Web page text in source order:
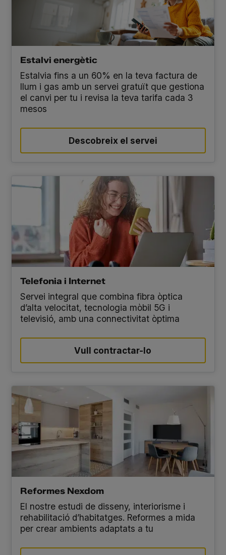
Estalvi energètic
Estalvia fins a un 60% en la teva factura de
llum i gas amb un servei gratuït que gestiona
el canvi per tu i revisa la teva tarifa cada 3
mesos
Descobreix el servei
Telefonia i Internet
Servei integral que combina fibra òptica
d’alta velocitat, tecnologia mòbil 5G i
televisió, amb una connectivitat òptima
Vull contractar-lo
Reformes Nexdom
El nostre estudi de disseny, interiorisme i
rehabilitació d’habitatges. Reformes a mida
per crear ambients adaptats a tu